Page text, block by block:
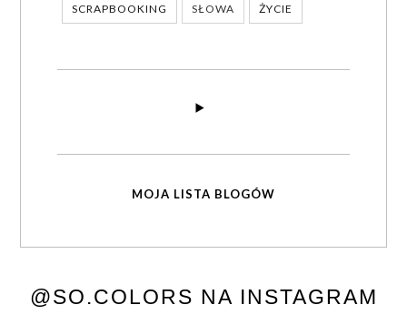
SCRAPBOOKING SŁOWA ŻYCIE
MOJA LISTA BLOGÓW
@SO.COLORS NA INSTAGRAM